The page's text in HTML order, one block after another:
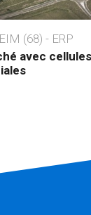
(68) - ERP
avec cellules